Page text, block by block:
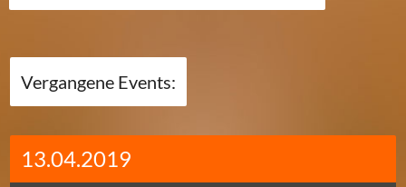
Vergangene Events:
13.04.2019